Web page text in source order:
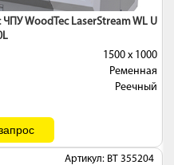
WoodTec LaserStream WL U
1500 х 1000
Ременная
Реечный
Артикул: BT 355204